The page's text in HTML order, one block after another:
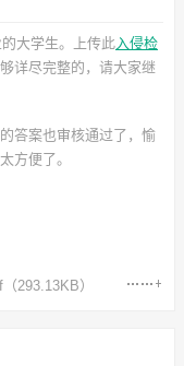
大学生。上传此入侵检
详尽完整的，请大家继
答案也审核通过了，愉
方便了。
（293.13KB）